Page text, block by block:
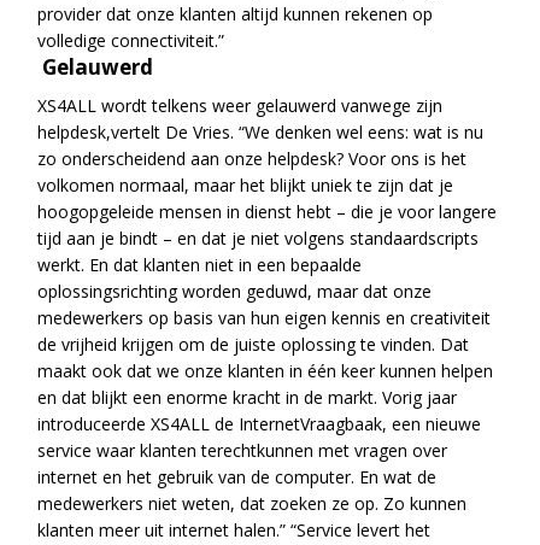
provider dat onze klanten altijd kunnen rekenen op
volledige connectiviteit.”
Gelauwerd
XS4ALL wordt telkens weer gelauwerd vanwege zijn
helpdesk,vertelt De Vries. “We denken wel eens: wat is nu
zo onderscheidend aan onze helpdesk? Voor ons is het
volkomen normaal, maar het blijkt uniek te zijn dat je
hoogopgeleide mensen in dienst hebt – die je voor langere
tijd aan je bindt – en dat je niet volgens standaardscripts
werkt. En dat klanten niet in een bepaalde
oplossingsrichting worden geduwd, maar dat onze
medewerkers op basis van hun eigen kennis en creativiteit
de vrijheid krijgen om de juiste oplossing te vinden. Dat
maakt ook dat we onze klanten in één keer kunnen helpen
en dat blijkt een enorme kracht in de markt. Vorig jaar
introduceerde XS4ALL de InternetVraagbaak, een nieuwe
service waar klanten terechtkunnen met vragen over
internet en het gebruik van de computer. En wat de
medewerkers niet weten, dat zoeken ze op. Zo kunnen
klanten meer uit internet halen.” “Service levert het